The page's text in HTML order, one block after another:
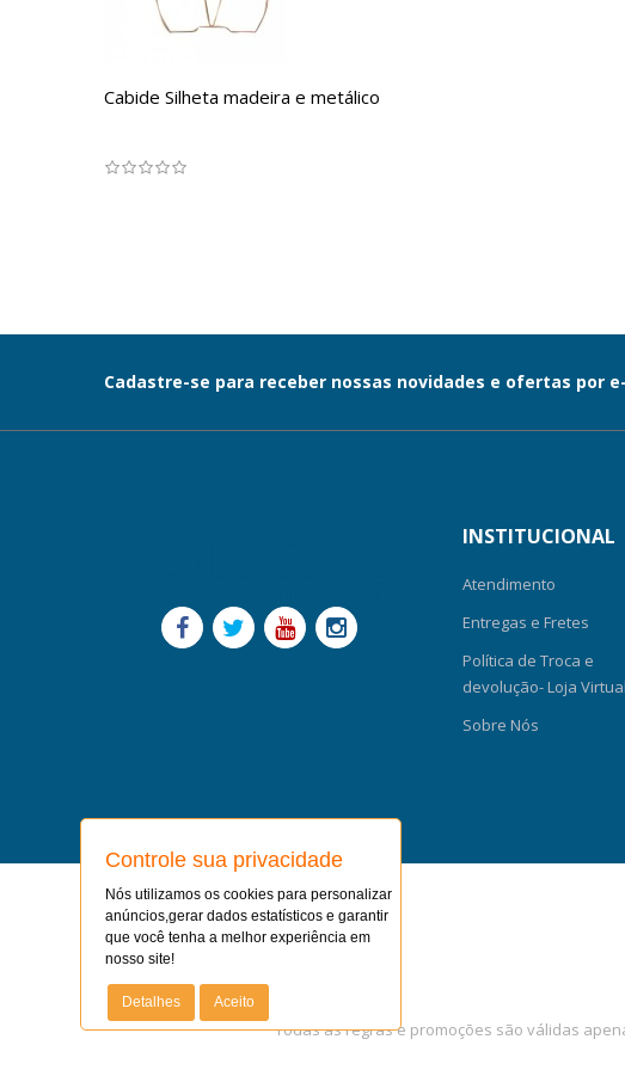
Cabide Silheta madeira e metálico
Cadastre-se para receber nossas novidades e ofertas por
INSTITUCIONAL
Atendimento
Entregas e Fretes
Política de Troca e
devolução- Loja Virtual
Sobre Nós
FORMAS DE PAGAMENTO
Todas as regras e promoções são válidas
Controle sua privacidade
Nós utilizamos os cookies para personalizar
anúncios,gerar dados estatísticos e garantir
que você tenha a melhor experiência em
nosso site!
Detalhes Aceito